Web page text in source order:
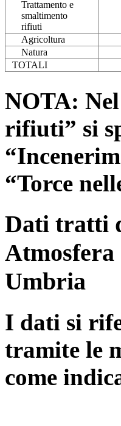
Trattamento e
smaltimento
rifiuti
Agricoltura
Natura
TOTALI
NOTA:
rifiuti” si
“Torce
Dati tratti
Atmosfera
Umbria
I dati si
tramite le
come